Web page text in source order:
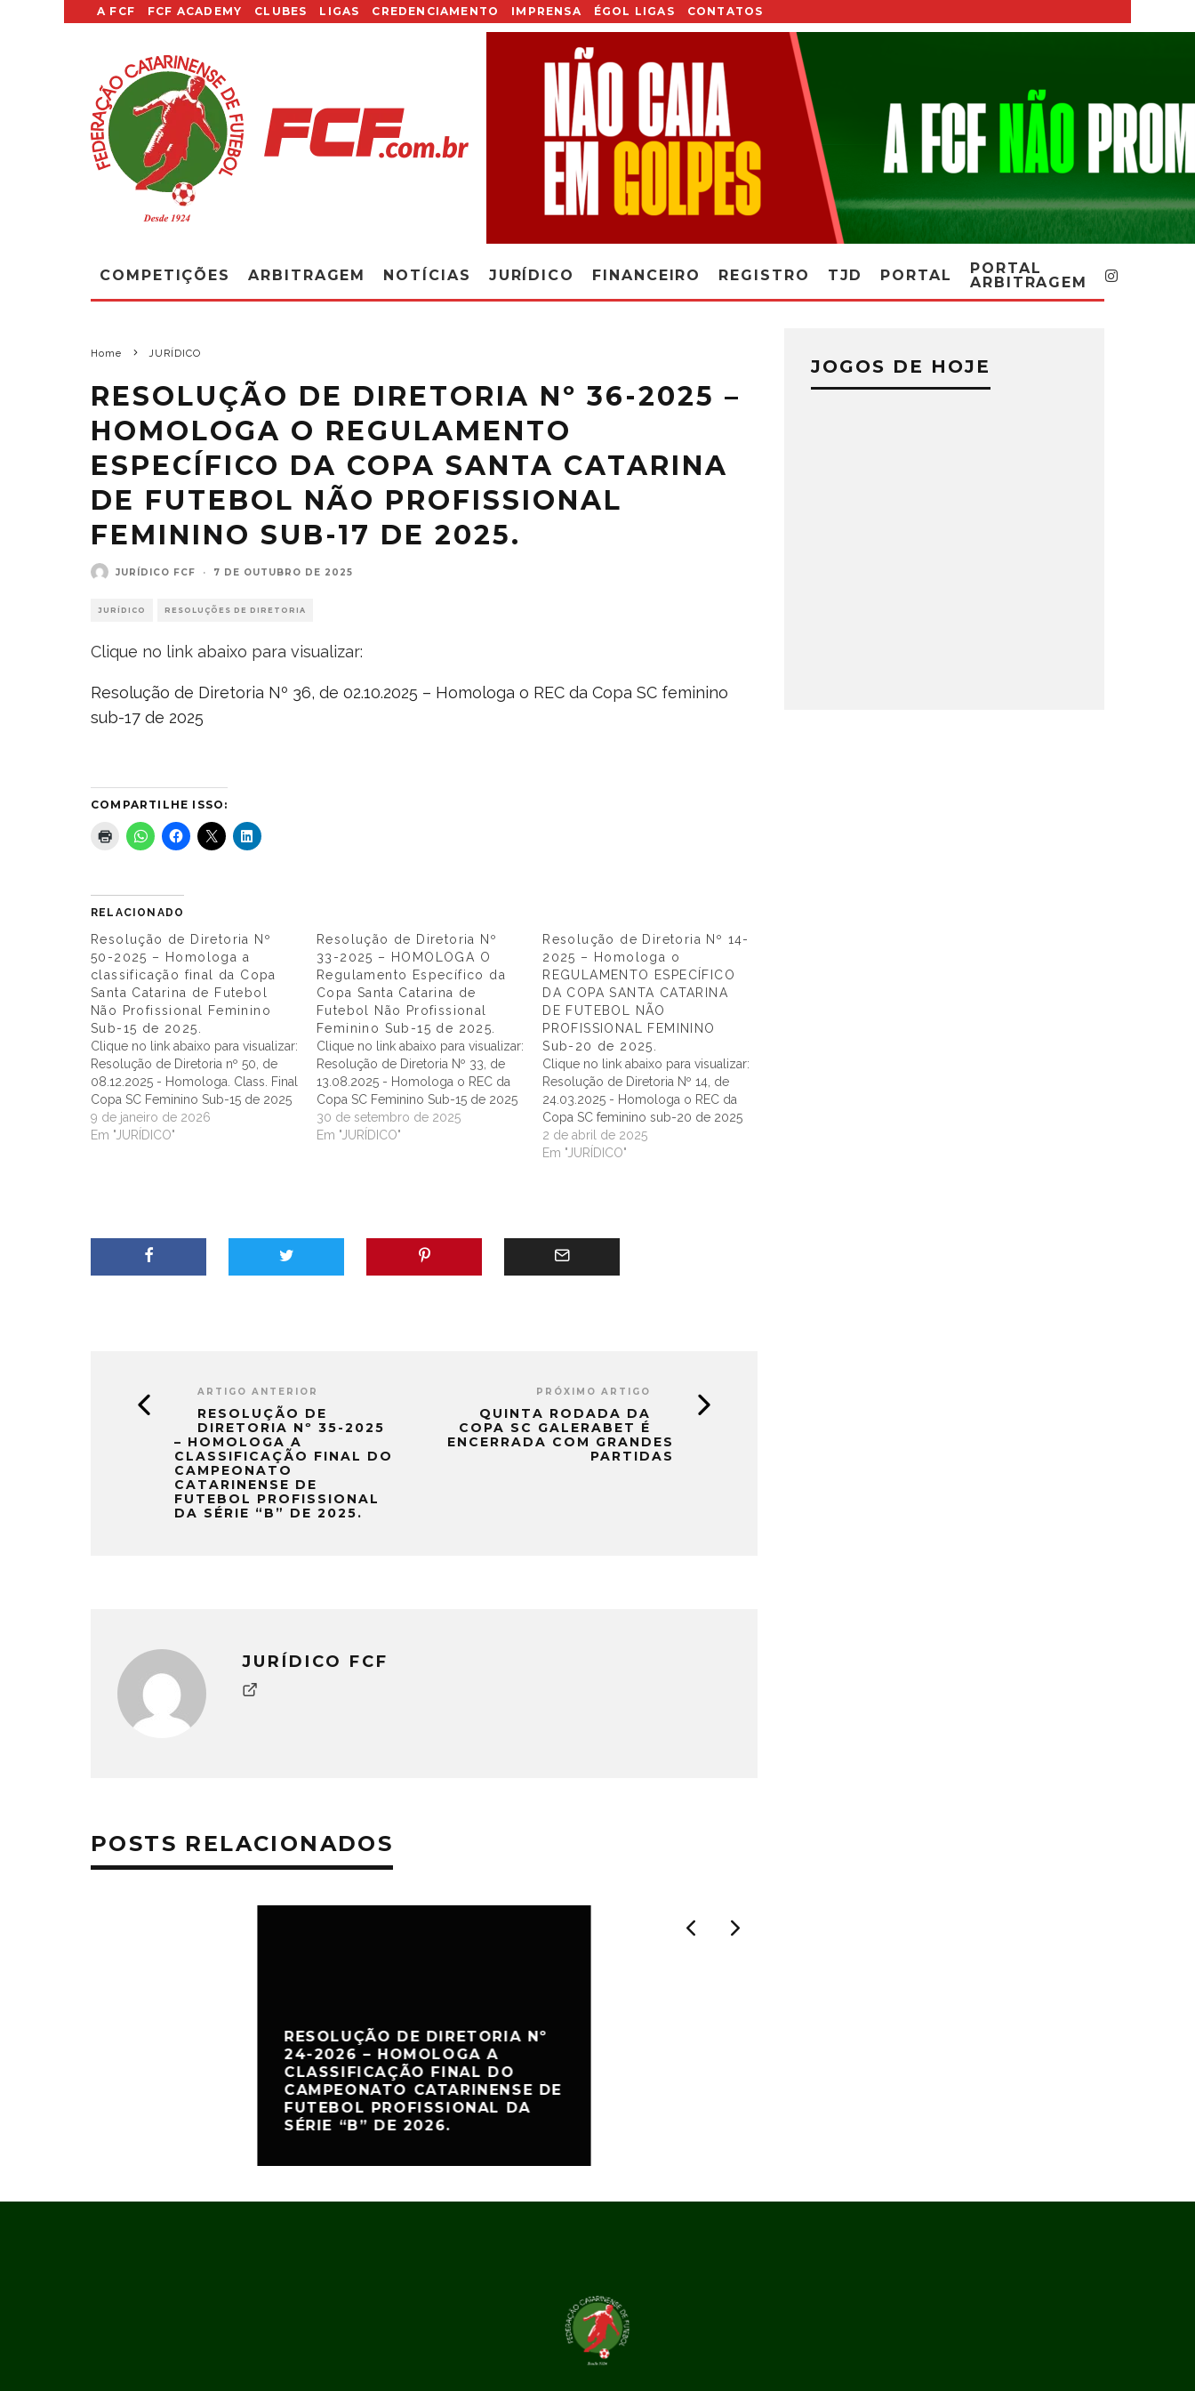
A FCF FCF ACADEMY CLUBES LIGAS CREDENCIAMENTO IMPRENSA ÉGOL LIGAS CONTATOS
COMPETIÇÕES ARBITRAGEM NOTÍCIAS JURÍDICO FINANCEIRO REGISTRO TJD PORTAL
PORTAL
ARBITRAGEM
Home JURÍDICO
RESOLUÇÃO DE DIRETORIA Nº 36-2025 –
HOMOLOGA O REGULAMENTO
ESPECÍFICO DA COPA SANTA CATARINA
DE FUTEBOL NÃO PROFISSIONAL
FEMININO SUB-17 DE 2025.
JURÍDICO FCF · 7 DE OUTUBRO DE 2025
JURÍDICO RESOLUÇÕES DE DIRETORIA
Clique no link abaixo para visualizar:
Resolução de Diretoria Nº 36, de 02.10.2025 – Homologa o REC da Copa SC feminino
sub-17 de 2025
COMPARTILHE ISSO:
RELACIONADO
Resolução de Diretoria Nº
50-2025 – Homologa a
classificação final da Copa
Santa Catarina de Futebol
Não Profissional Feminino
Sub-15 de 2025.
Clique no link abaixo para visualizar:
Resolução de Diretoria nº 50, de
08.12.2025 - Homologa. Class. Final
Copa SC Feminino Sub-15 de 2025
9 de janeiro de 2026
Em "JURÍDICO"
Resolução de Diretoria Nº
33-2025 – HOMOLOGA O
Regulamento Específico da
Copa Santa Catarina de
Futebol Não Profissional
Feminino Sub-15 de 2025.
Clique no link abaixo para visualizar:
Resolução de Diretoria Nº 33, de
13.08.2025 - Homologa o REC da
Copa SC Feminino Sub-15 de 2025
30 de setembro de 2025
Em "JURÍDICO"
Resolução de Diretoria Nº 14-
2025 – Homologa o
REGULAMENTO ESPECÍFICO
DA COPA SANTA CATARINA
DE FUTEBOL NÃO
PROFISSIONAL FEMININO
Sub-20 de 2025.
Clique no link abaixo para visualizar:
Resolução de Diretoria Nº 14, de
24.03.2025 - Homologa o REC da
Copa SC feminino sub-20 de 2025
2 de abril de 2025
Em "JURÍDICO"
ARTIGO ANTERIOR
RESOLUÇÃO DE
DIRETORIA Nº 35-2025
– HOMOLOGA A
CLASSIFICAÇÃO FINAL DO
CAMPEONATO
CATARINENSE DE
FUTEBOL PROFISSIONAL
DA SÉRIE “B” DE 2025.
PRÓXIMO ARTIGO
QUINTA RODADA DA
COPA SC GALERABET É
ENCERRADA COM GRANDES
PARTIDAS
JURÍDICO FCF
POSTS RELACIONADOS
RESOLUÇÃO DE DIRETORIA Nº
24-2026 – HOMOLOGA A
CLASSIFICAÇÃO FINAL DO
CAMPEONATO CATARINENSE DE
FUTEBOL PROFISSIONAL DA
SÉRIE “B” DE 2026.
JOGOS DE HOJE